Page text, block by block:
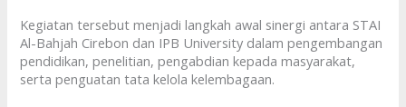
Kegiatan tersebut menjadi langkah awal sinergi antara STAI
Al-Bahjah Cirebon dan IPB University dalam pengembangan
pendidikan, penelitian, pengabdian kepada masyarakat,
serta penguatan tata kelola kelembagaan.